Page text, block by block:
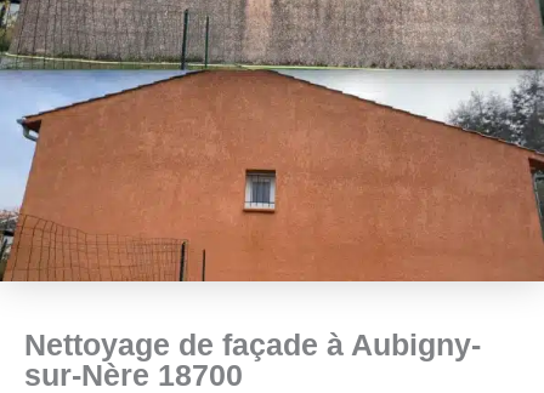
Nettoyage de façade à Aubigny-
sur-Nère 18700